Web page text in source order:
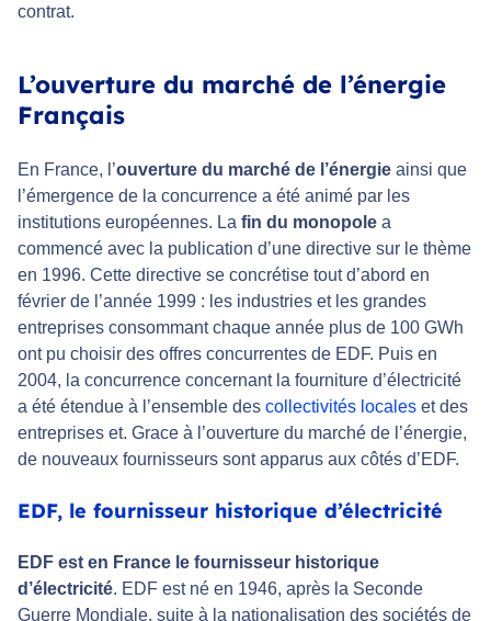
contrat.
L’ouverture du marché de l’énergie
Français
En France, l’ouverture du marché de l’énergie ainsi que
l’émergence de la concurrence a été animé par les
institutions européennes. La fin du monopole a
commencé avec la publication d’une directive sur le thème
en 1996. Cette directive se concrétise tout d’abord en
février de l’année 1999 : les industries et les grandes
entreprises consommant chaque année plus de 100 GWh
ont pu choisir des offres concurrentes de EDF. Puis en
2004, la concurrence concernant la fourniture d’électricité
a été étendue à l’ensemble des collectivités locales et des
entreprises et. Grace à l’ouverture du marché de l’énergie,
de nouveaux fournisseurs sont apparus aux côtés d’EDF.
EDF, le fournisseur historique d’électricité
EDF est en France le fournisseur historique
d’électricité. EDF est né en 1946, après la Seconde
Guerre Mondiale, suite à la nationalisation des sociétés de